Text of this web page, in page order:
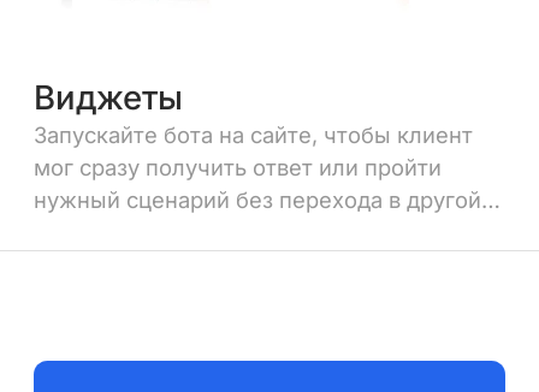
Виджеты
Запускайте бота на сайте, чтобы клиент
мог сразу получить ответили пройти
нужный сценарий без перехода в другой